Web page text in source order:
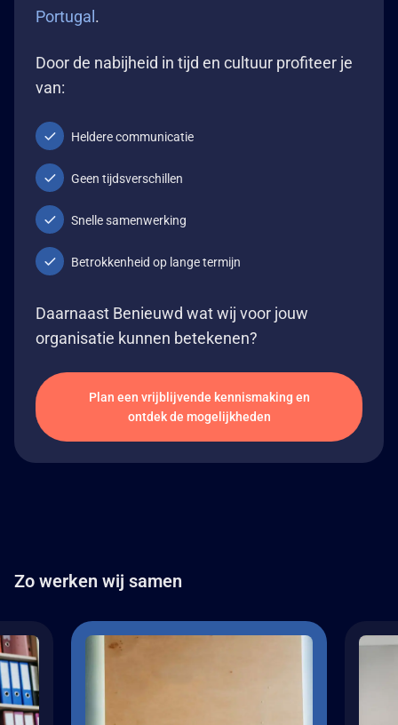
Portugal .
Door de nabijheid in tijd en cultuur profiteer je
van:
Heldere communicatie
Geen tijdsverschillen
Snelle samenwerking
Betrokkenheid op lange termijn
Daarnaast Benieuwd wat wij voor jouw
organisatie kunnen betekenen?
Plan een vrijblijvende kennismaking en
ontdek de mogelijkheden
Zo werken wij samen